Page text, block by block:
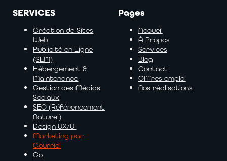
SERVICES
Création de Sites
Web
Publicité en Ligne
(SEM)
Hébergement &
Maintenance
Gestion des Médias
Sociaux
SEO (Référencement
Naturel)
Design UX/UI
Marketing par
Courriel
Go
Pages
Accueil
À Propos
Services
Blog
Contact
Offres emploi
Nos réalisations